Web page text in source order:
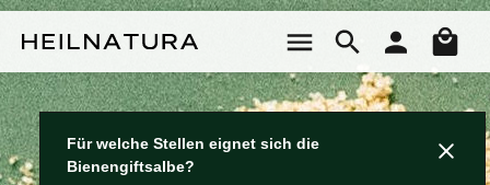
Für welche Stellen eignet sich die
Bienengiftsalbe?